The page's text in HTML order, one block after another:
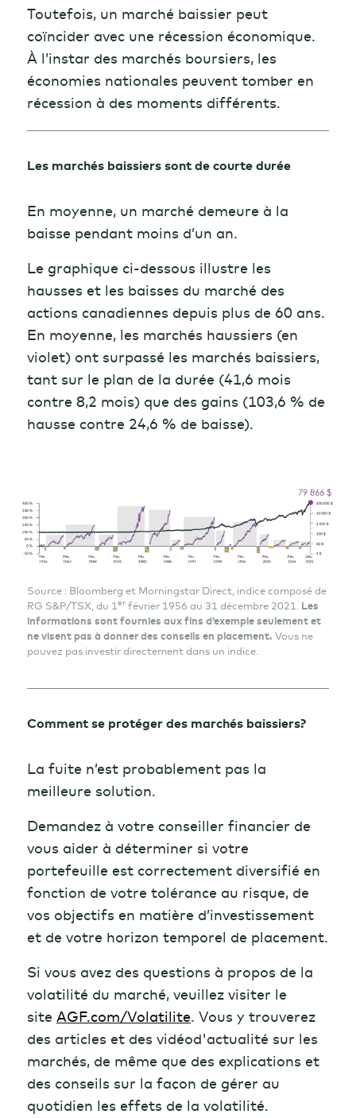
Toutefois, un marché baissier peut
coïncider avec une récession économique.
À l’instar des marchés boursiers, les
économies nationales peuvent tomber en
récession à des moments différents.
Les marchés baissiers sont de courte durée
En moyenne, un marché demeure à la
baisse pendant moins d’un an.
Le graphique ci-dessous illustre les
hausses et les baisses du marché des
actions canadiennes depuis plus de 60 ans.
En moyenne, les marchés haussiers (en
violet) ont surpassé les marchés baissiers,
tant sur le plan de la durée (41,6 mois
contre 8,2 mois) que des gains (103,6 % de
hausse contre 24,6 % de baisse).
Source : Bloomberg et Morningstar Direct, indice composé de
RG S&P/TSX, du 1er février 1956 au 31 décembre 2021. Les
informations sont fournies aux fins d’exemple seulement et
ne visent pas à donner des conseils en placement. Vous ne
pouvez pas investir directement dans un indice.
Comment se protéger des marchés baissiers?
La fuite n’est probablement pas la
meilleure solution.
Demandez à votre conseiller financier de
vous aider à déterminer si votre
portefeuille est correctement diversifié en
fonction de votre tolérance au risque, de
vos objectifs en matière d’investissement
et de votre horizon temporel de placement.
Si vous avez des questions à propos de la
volatilité du marché, veuillez visiter le
site AGF.com/Volatilite. Vous y trouverez
des articles et des vidéod'actualité sur les
marchés, de même que des explications et
des conseils sur la façon de gérer au
quotidien les effets de la volatilité.